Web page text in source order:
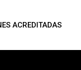
ACREDITADAS